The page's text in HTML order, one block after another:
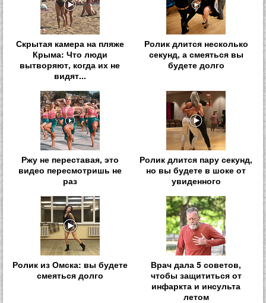
Скрытая камера на пляже
Крыма: Что люди
вытворяют, когда их не
видят...
Ролик длится несколько
секунд, а смеяться вы
будете долго
Ржу не переставая, это
видео пересмотришь не
раз
Ролик длится пару секунд,
но вы будете в шоке от
увиденного
Ролик из Омска: вы будете
смеяться долго
Врач дала 5 советов,
чтобы защититься от
инфаркта и инсульта
летом